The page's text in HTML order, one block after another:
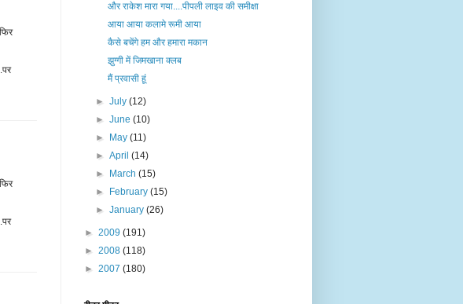
और राकेश मारा गया....पीपली लाइव की समीक्षा
आया आया कलामे रूमी आया
कैसे बचेंगे हम और हमारा मकान
झुग्गी में जिमखाना क्लब
मैं प्रवासी हूं
►July(12)
►June(10)
►
May(11)
►April(14)
►
March(15)
►
February(15)
►January(26)
► 2009 (191)
► 2008 (118)
► 2007 (180)